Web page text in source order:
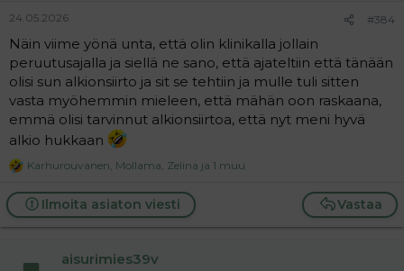
24.05.2026 #384
Näin viime yönä unta, että olin klinikalla jollain
peruutusajalla ja siellä ne sano, että ajateltiin että tänään
olisi sun alkionsiirto ja sit se tehtiin ja mulle tuli sitten
vasta myöhemmin mieleen, että mähän oon raskaana,
emmä olisi tarvinnut alkionsiirtoa, että nyt meni hyvä
alkio hukkaan
R
a
c
t
Karhurouvanen, Mollama, Zelina ja 1 muu
Vastaa
Ilmoita asiaton viesti
aisurimies39v